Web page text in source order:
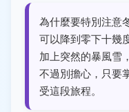
為什麼要特別注意
可以降到零下十幾
加上突然的暴風雪
不過別擔心，只要
受這段旅程。